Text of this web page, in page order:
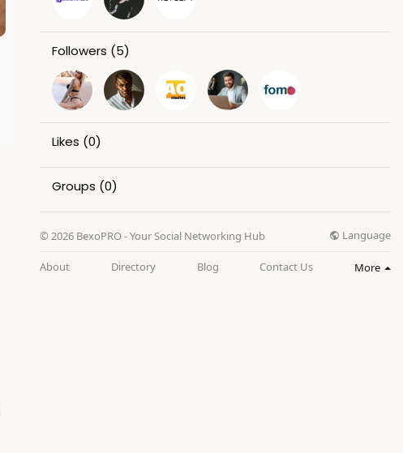
Followers (5)
Likes (0)
Groups (0)
© 2026 BexoPRO - Your Social Networking Hub Language
About Directory Blog Contact Us More